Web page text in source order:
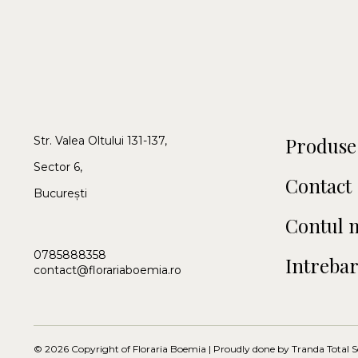
Str. Valea Oltului 131-137,
Sector 6,
București
0785888358
contact@florariaboemia.ro
Produse
Contact
Contul
© 2026 Copyright of Floraria Boemia | Proudly done by Tranda Total